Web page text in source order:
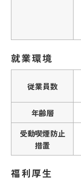
就業環境
従業員数
年齢層
受動喫煙防止
措置
福利厚生